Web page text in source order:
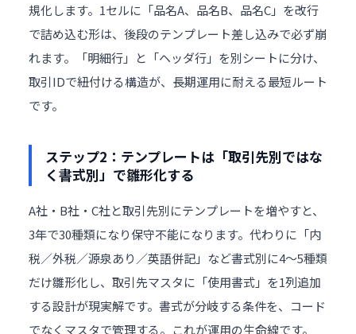
規化します。1セルに「品名A、品名B、品名C」を改行
で詰め込む形は、後段のテンプレート差し込みで必ず崩
れます。「明細行」と「ヘッダ行」を別シートに分け、
取引IDで紐付ける構造が、長期運用に耐える最短ルート
です。
ステップ2：テンプレートは「取引先別ではな
く書式別」で雛形化する
A社・B社・C社と取引先別にテンプレートを増やすと、
3年で30種類になり保守不能になります。代わりに「内
税／外税／源泉あり／英語併記」など書式別に4〜5種類
だけ雛形化し、取引先マスタに「使用書式」を1列追加
する設計が現実解です。書式が分岐する条件を、コード
でなくマスタで管理する。これが運用の生命線です。